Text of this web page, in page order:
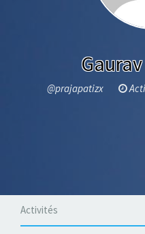
@prajapatizx
Activités